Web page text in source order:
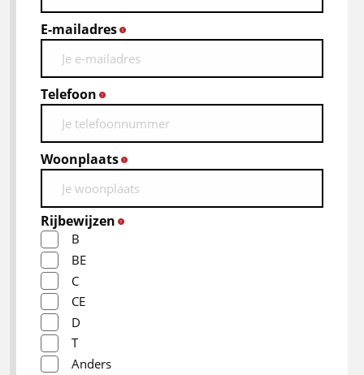
E-mailadres
Telefoon
Woonplaats
Rijbewijzen
B
BE
C
CE
D
T
Anders